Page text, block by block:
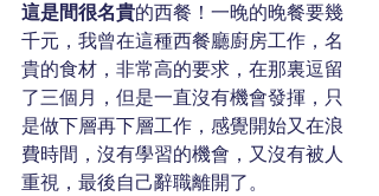
這是間很名貴的西餐！一晚的晚餐要幾
千元，我曾在這種西餐廳廚房工作，名
貴的食材，非常高的要求，在那裏逗留
了三個月，但是一直沒有機會發揮，只
是做下層再下層工作，感覺開始又在浪
費時間，沒有學習的機會，又沒有被人
重視，最後自己辭職離開了。